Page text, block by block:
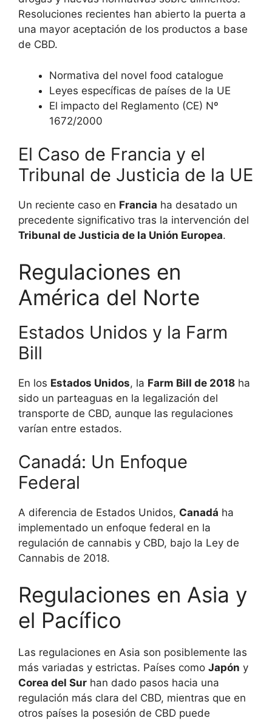
Resoluciones recientes han abierto la puerta a
una mayor aceptación de los productos a base
de CBD.
Normativa del novel food catalogue
Leyes específicas de países de la UE
El impacto del Reglamento (CE) Nº
1672/2000
El Caso de Francia y el
Tribunal de Justicia de la UE
Un reciente caso en Francia ha desatado un
precedente significativo tras la intervención del
Tribunal de Justicia de la Unión Europea.
Regulaciones en
América del Norte
Estados Unidos y la Farm
Bill
En los Estados Unidos, la Farm Bill de 2018 ha
sido un parteaguas en la legalización del
transporte de CBD, aunque las regulaciones
varían entre estados.
Canadá: Un Enfoque
Federal
A diferencia de Estados Unidos, Canadá ha
implementado un enfoque federal en la
regulación de cannabis y CBD, bajo la Ley de
Cannabis de 2018.
Regulaciones en Asia y
el Pacífico
Las regulaciones en Asia son posiblemente las
más variadas y estrictas. Países como Japón y
Corea del Sur han dado pasos hacia una
regulación más clara del CBD, mientras que en
otros países la posesión de CBD puede